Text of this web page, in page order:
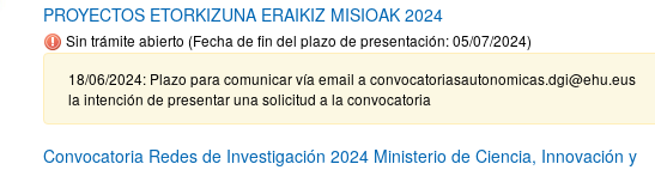
PROYECTOS ETORKIZUNA ERAIKIZ MISIOAK 2024
Sin trámite abierto (Fecha de fin del plazo de presentación: 05/07/2024)
18/06/2024: Plazo para comunicar vía email a convocatoriasautonomicas.dgi@ehu.eus
la intención de presentar una solicitud a la convocatoria
Convocatoria Redes de Investigación 2024 Ministerio de Ciencia, Innovación y